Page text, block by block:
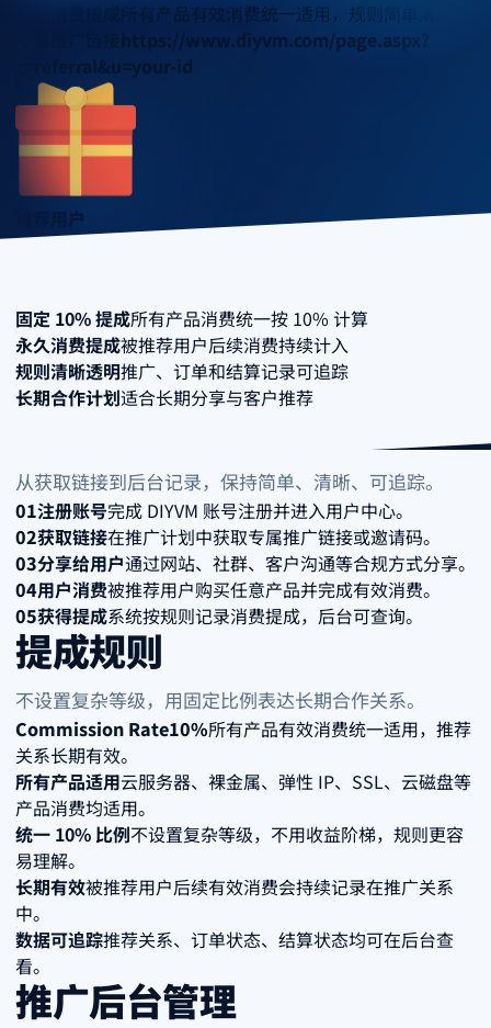
永久消费提成所有产品有效消费统一适用，规则简单清晰。
专属推广链接https://www.diyvm.com/page.aspx?
c=referral&u=your-id
推荐用户
有效消费
固定 10% 提成所有产品消费统一按 10% 计算
永久消费提成被推荐用户后续消费持续计入
规则清晰透明推广、订单和结算记录可追踪
长期合作计划适合长期分享与客户推荐
从获取链接到后台记录，保持简单、清晰、可追踪。
01注册账号完成 DIYVM 账号注册并进入用户中心。
02获取链接在推广计划中获取专属推广链接或邀请码。
03分享给用户通过网站、社群、客户沟通等合规方式分享。
04用户消费被推荐用户购买任意产品并完成有效消费。
05获得提成系统按规则记录消费提成，后台可查询。
提成规则
不设置复杂等级，用固定比例表达长期合作关系。
Commission Rate10%所有产品有效消费统一适用，推荐
关系长期有效。
所有产品适用云服务器、裸金属、弹性 IP、SSL、云磁盘等
产品消费均适用。
统一 10% 比例不设置复杂等级，不用收益阶梯，规则更容
易理解。
长期有效被推荐用户后续有效消费会持续记录在推广关系
中。
数据可追踪推荐关系、订单状态、结算状态均可在后台查
看。
推广后台管理